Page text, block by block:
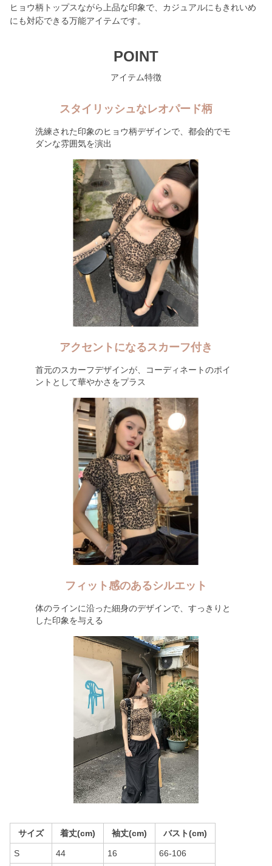
ヒョウ柄トップスながら上品な印象で、カジュアルにもきれいめ
にも対応できる万能アイテムです。
POINT
アイテム特徴
スタイリッシュなレオパード柄
洗練された印象のヒョウ柄デザインで、都会的でモ
ダンな雰囲気を演出
アクセントになるスカーフ付き
首元のスカーフデザインが、コーディネートのポイ
ントとして華やかさをプラス
フィット感のあるシルエット
体のラインに沿った細身のデザインで、すっきりと
した印象を与える
サイズ 着丈(cm) 袖丈(cm) バスト(cm)
S 44 16 66-106